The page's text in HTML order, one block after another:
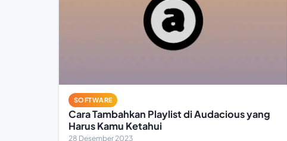
SOFTWARE
Cara Tambahkan Playlist di Audacious yang
Harus Kamu Ketahui
28 Desember 2023